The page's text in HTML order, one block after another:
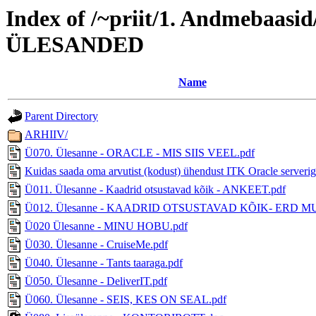
Index of /~priit/1.
ÜLESANDED
Name
Parent Directory
ARHIIV/
Ü070. Ülesanne - ORACLE - MIS SIIS VEEL.pdf
Kuidas saada oma arvutist (kodust) ühendust ITK Oracle
Ü011. Ülesanne - Kaadrid otsustavad kõik - ANKEET.pdf
Ü012. Ülesanne - KAADRID OTSUSTAVAD KÕIK- ERD
Ü020 Ülesanne - MINU HOBU.pdf
Ü030. Ülesanne - CruiseMe.pdf
Ü040. Ülesanne - Tants taaraga.pdf
Ü050. Ülesanne - DeliverIT.pdf
Ü060. Ülesanne - SEIS, KES ON SEAL.pdf